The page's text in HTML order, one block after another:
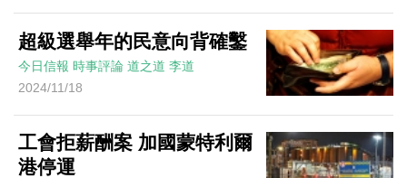
超級選舉年的民意向背確鑿
今日信報 時事評論 道之道 李道
2024/11/18
工會拒薪酬案 加國蒙特利爾
港停運